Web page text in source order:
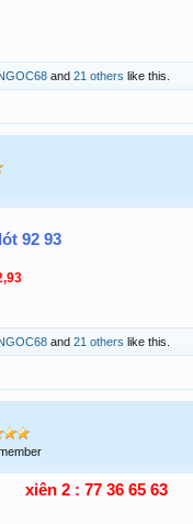
and 21 others like this.
92 93
and 21 others like this.
xiên 2 : 77 36 65 63